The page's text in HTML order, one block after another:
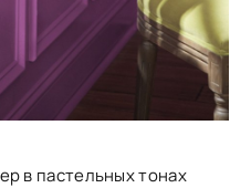
в пастельных тонах